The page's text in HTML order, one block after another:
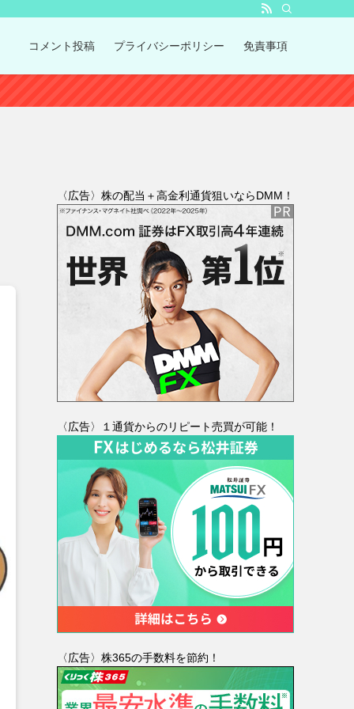
コメント投稿 プライバシーポリシー 免責事項
〈広告〉株の配当＋高金利通貨狙いならDMM！
〈広告〉１通貨からのリピート売買が可能！
〈広告〉株365の手数料を節約！